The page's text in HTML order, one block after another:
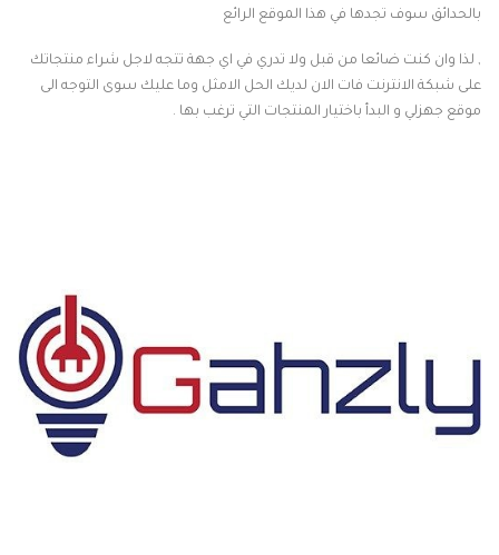
بالحدائق سوف تجدها في هذا الموقع الرائع
, لذا وان كنت ضائعا من قبل ولا تدري في اي جهة تتجه لاجل شراء منتجاتك
على شبكة الانترنت فات الان لديك الحل الامثل وما عليك سوى التوجه الى
موقع جهزلي و البدأ باختيار المنتجات التي ترغب بها .